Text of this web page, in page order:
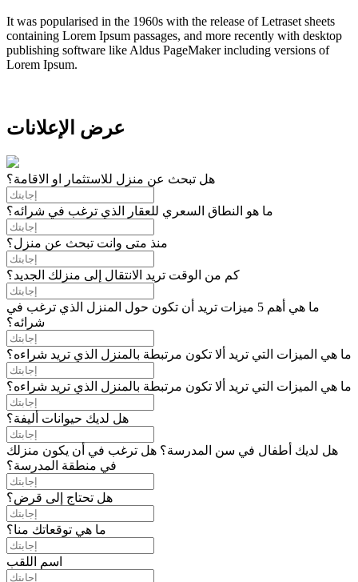
It was popularised in the 1960s with the release of Letraset sheets
containing Lorem Ipsum passages, and more recently with desktop
publishing software like Aldus PageMaker including versions of
Lorem Ipsum.
عرض الإعلانات
هل تبحث عن منزل للاستثمار او الاقامة؟
ما هو النطاق السعري للعقار الذي ترغب في شرائه؟
منذ متى وانت تبحث عن منزل؟
كم من الوقت تريد الانتقال إلى منزلك الجديد؟
ما هي أهم 5 ميزات تريد أن تكون حول المنزل الذي ترغب في
شرائه؟
ما هي الميزات التي تريد ألا تكون مرتبطة بالمنزل الذي تريد شراءه؟
ما هي الميزات التي تريد ألا تكون مرتبطة بالمنزل الذي تريد شراءه؟
هل لديك حيوانات أليفة؟
هل لديك أطفال في سن المدرسة؟ هل ترغب في أن يكون منزلك
في منطقة المدرسة؟
هل تحتاج إلى قرض؟
ما هي توقعاتك منا؟
اسم اللقب